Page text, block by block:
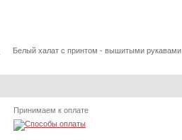
Белый халат c принтом - вышитыми рукавами
Принимаем к оплате